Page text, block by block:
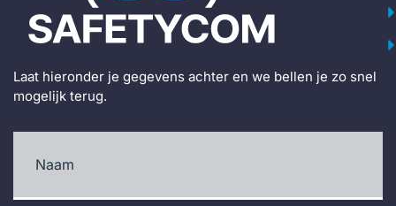
Laat hieronder je gegevens achter en we bellen je zo snel
mogelijk terug.
Naam(Vereist)